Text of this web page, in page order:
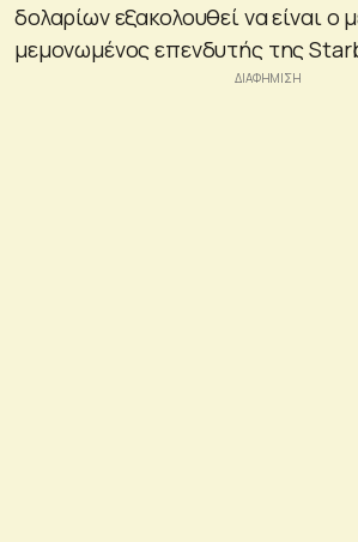
δολαρίων εξακολουθεί να είναι ο
μεμονωμένος επενδυτής της